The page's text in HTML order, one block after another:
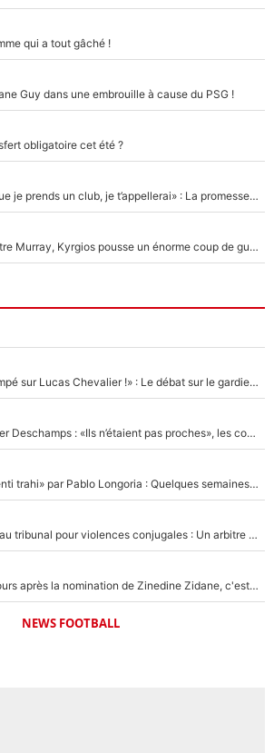
qui a tout gâché !
Guy dans une embrouille à cause du PSG !
obligatoire cet été ?
Mercato - OM - «Dès que je prends un club, je t’appellerai» : La promesse de Marcelino au moment de claquer la porte
Victime de racisme contre Murray, Kyrgios pousse un énorme coup de gueule !
«Admets que tu t'es trompé sur Lucas Chevalier !» : Le débat sur le gardien du PSG vire au clash à l'After Foot
Zinédine Zidane et Didier Deschamps : «Ils n’étaient pas proches», les confidences d’un membre de l’équipe de France 1998 sur leur relation spéciale
Medhi Benatia s'est «senti trahi» par Pablo Longoria : Quelques semaines après son départ, l'ancien directeur de football de l'OM règle ses comptes
Des terrains de Ligue 1 au tribunal pour violences conjugales : Un arbitre français encourt une peine de 18 mois de prison !
Equipe de France : 10 jours après la nomination de Zinedine Zidane, c'est au tour de son fils de prendre un nouveau départ !
NEWS FOOTBALL